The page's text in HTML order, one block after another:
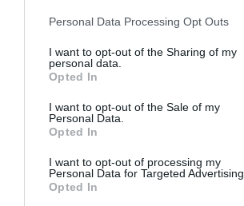
Personal Data Processing Opt Outs
I want to opt-out of the Sharing of my
personal data.
Opted In
I want to opt-out of the Sale of my
Personal Data.
Opted In
I want to opt-out of processing my
Personal Data for Targeted Advertising.
Opted In